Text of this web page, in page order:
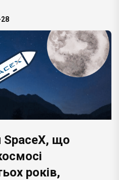
SpaceX, що
років,